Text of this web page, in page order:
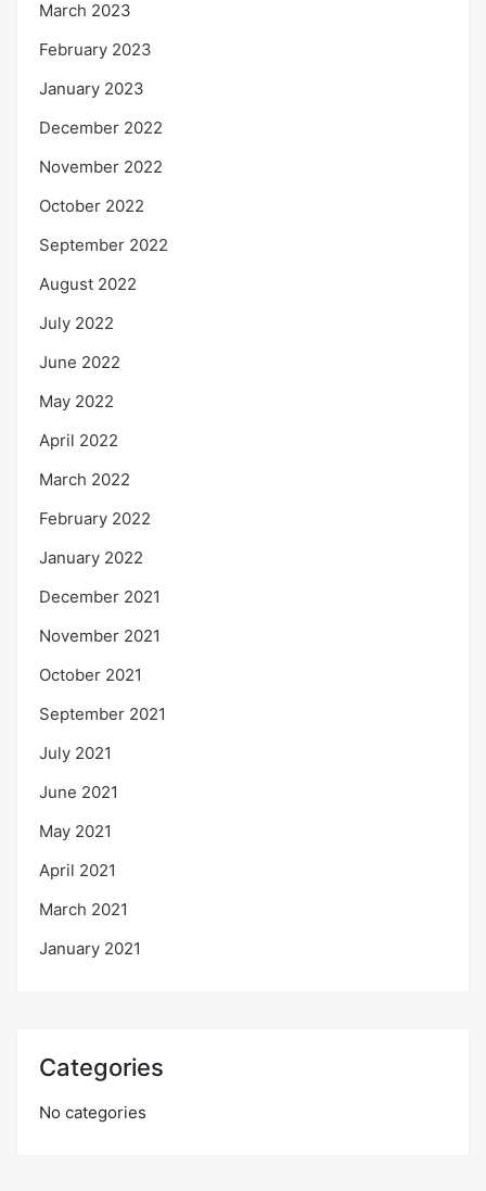
March 2023
February 2023
January 2023
December 2022
November 2022
October 2022
September 2022
August 2022
July 2022
June 2022
May 2022
April 2022
March 2022
February 2022
January 2022
December 2021
November 2021
October 2021
September 2021
July 2021
June 2021
May 2021
April 2021
March 2021
January 2021
Categories
No categories